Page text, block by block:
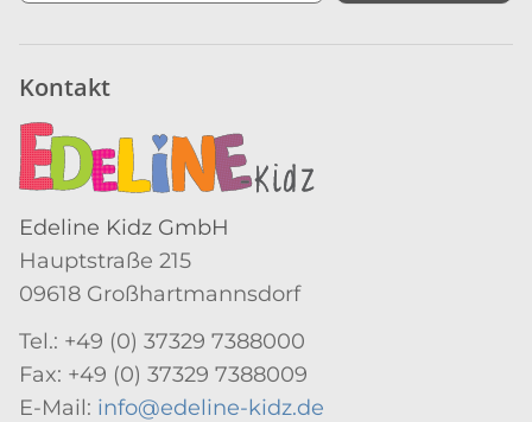
Kontakt
Edeline Kidz GmbH
Hauptstraße 215
09618 Großhartmannsdorf
Tel.: +49 (0) 37329 7388000
Fax: +49 (0) 37329 7388009
E-Mail: info@edeline-kidz.de